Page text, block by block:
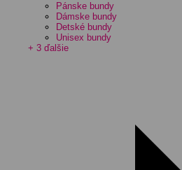
Pánske bundy
Dámske bundy
Detské bundy
Unisex bundy
+ 3 ďalšie